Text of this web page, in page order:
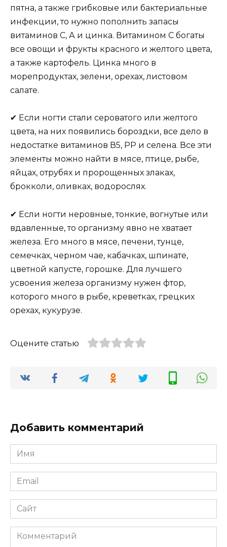
пятна, а также грибковые или бактериальные
инфекции, то нужно пополнить запасы
витаминов С, А и цинка. Витамином С богаты
все овощи и фрукты красного и желтого цвета,
а также картофель. Цинка много в
морепродуктах, зелени, орехах, листовом
салате.
✔ Если ногти стали сероватого или желтого
цвета, на них появились бороздки, все дело в
недостатке витаминов В5, РР и селена. Все эти
элементы можно найти в мясе, птице, рыбе,
яйцах, отрубях и пророщенных злаках,
брокколи, оливках, водорослях.
✔ Если ногти неровные, тонкие, вогнутые или
вдавленные, то организму явно не хватает
железа. Его много в мясе, печени, тунце,
семечках, черном чае, кабачках, шпинате,
цветной капусте, горошке. Для лучшего
усвоения железа организму нужен фтор,
которого много в рыбе, креветках, грецких
орехах, кукурузе.
Оцените статью
Добавить комментарий
Имя
*
Email
*
Сайт
Комментарий